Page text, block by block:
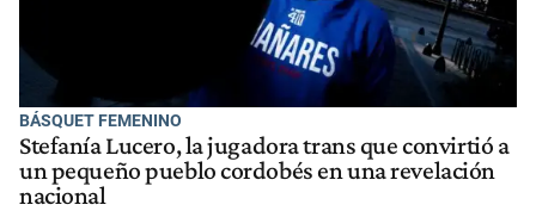
BÁSQUET FEMENINO
Stefanía Lucero, la jugadora trans que convirtió a
un pequeño pueblo cordobés en una revelación
nacional